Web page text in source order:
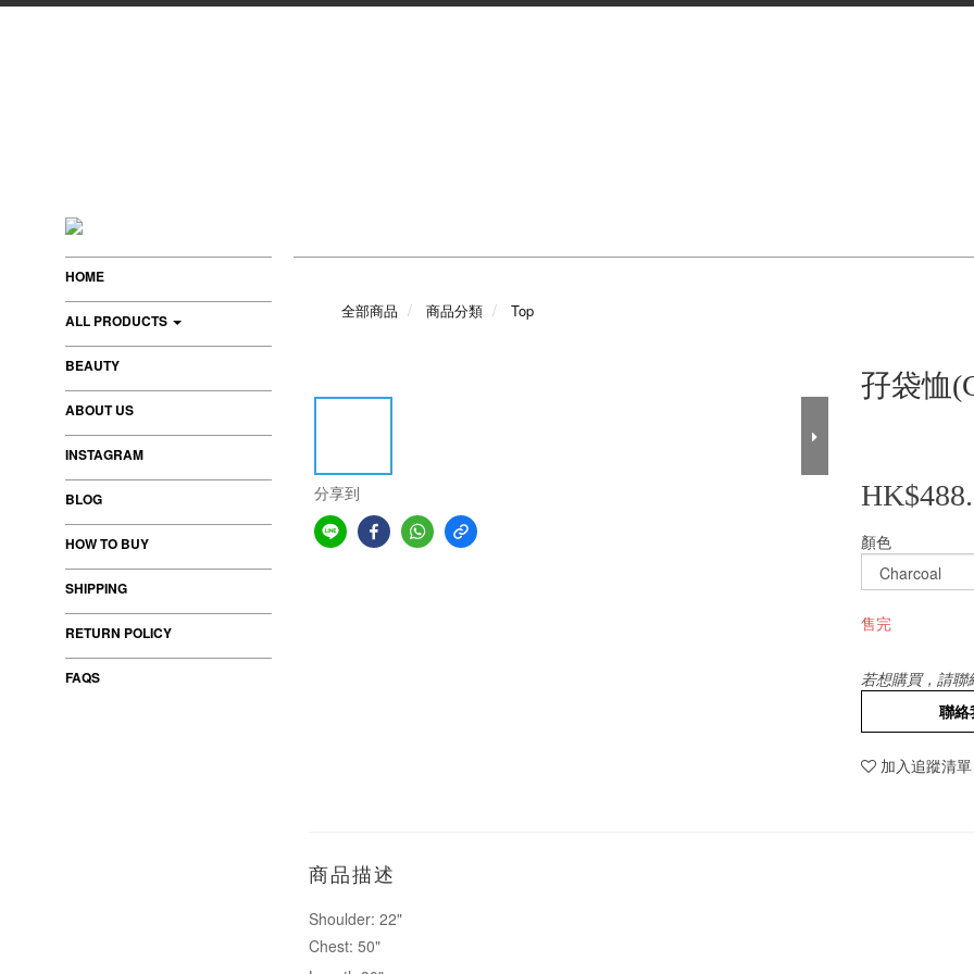
HOME
ALL PRODUCTS
BEAUTY
ABOUT US
INSTAGRAM
BLOG
HOW TO BUY
SHIPPING
RETURN POLICY
FAQS
全部商品 商品分類 Top
分享到
孖袋恤
顏色
售完
若想購買，請聯
聯絡
加入追蹤清單
商品描述
Shoulder: 22"
Chest: 50"